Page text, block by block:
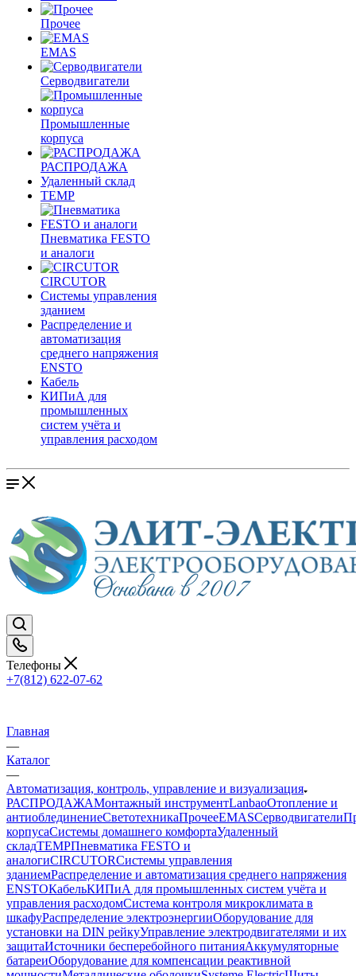
Прочее
EMAS
Cерводвигатели
Промышленные
корпуса
РАСПРОДАЖА
Удаленный склад
TEMP
Пневматика FESTO
и аналоги
CIRCUTOR
Системы управления
зданием
Распределение и
автоматизация
среднего напряжения
ENSTO
Кабель
КИПиА для
промышленных
систем учёта и
управления расходом
Телефоны
+7(812) 622-07-62
Главная
—
Каталог
—
Автоматизация, контроль, управление и визуализация
РАСПРОДАЖАМонтажный инструментLanbaoОтопление и
антиоблединениеСветотехникаПрочееEMASCерводвигатели
корпусаСистемы домашнего комфортаУдаленный
складTEMPПневматика FESTO и
аналогиCIRCUTORСистемы управления
зданиемРаспределение и автоматизация среднего напряжения
ENSTOКабельКИПиА для промышленных систем учёта и
управления расходомСистема контроля микроклимата в
шкафуРаспределение электроэнергииОборудование для
установки на DIN рейкуУправление электродвигателями и их
защитаИсточники бесперебойного питанияАккумуляторные
батареиОборудование для компенсации реактивной